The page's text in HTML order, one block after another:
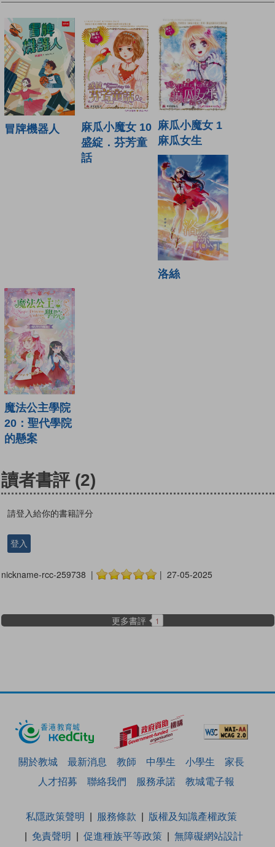
冒牌機器人
麻瓜小魔女 10
盛綻．芬芳童
話
麻瓜小魔女 1
麻瓜女生
洛絲
魔法公主學院
20：聖代學院
的懸案
讀者書評 (2)
請登入給你的書籍評分
登入
nickname-rcc-259738 | | 27-05-2025
更多書評 1
關於教城 最新消息 教師 中學生 小學生
家長
人才招募
聯絡我們 服務承諾 教城電子報
私隱政策聲明 服務條款
版權及知識產權政策
免責聲明
促進種族平等政策 無障礙網站設計